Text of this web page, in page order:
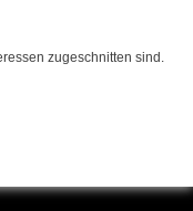
zugeschnitten sind.